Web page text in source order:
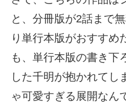
と、分冊版が2話まで
り単行本版がおすすめ
も、単行本版の書き下
した千明が抱かれてし
ゃ可愛すぎる展開なん